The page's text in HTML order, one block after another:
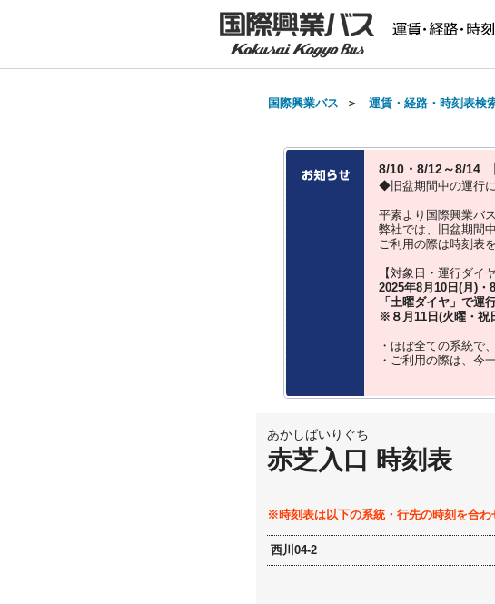
国際興業バス ＞ 運賃・経路・時刻表検
8/10・8/12～8/14
◆旧盆期間中の運行
平素より国際興業バ
弊社では、旧盆期間
ご利用の際は時刻表
【対象日・運行ダイヤ
2025年8月10日(月)・
「土曜ダイヤ」 で運
※８月11日(火曜・祝
・ほぼ全ての系統で
・ご利用の際は、今一
あかしばいりぐち
赤芝入口 時刻表
※時刻表は以下の系統・行先の時刻を合わ
西川04-2